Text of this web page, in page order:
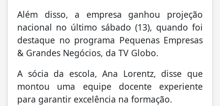
Além disso, a empresa ganhou projeção
nacional no último sábado (13), quando foi
destaque no programa Pequenas Empresas
& Grandes Negócios, da TV Globo.
A sócia da escola, Ana Lorentz, disse que
montou uma equipe docente experiente
para garantir excelência na formação.